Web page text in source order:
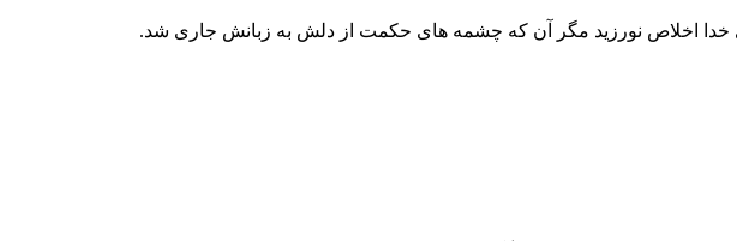
اخلاص نورزید مگر آن که چشمه های حکمت از دلش به زبانش جاری شد.